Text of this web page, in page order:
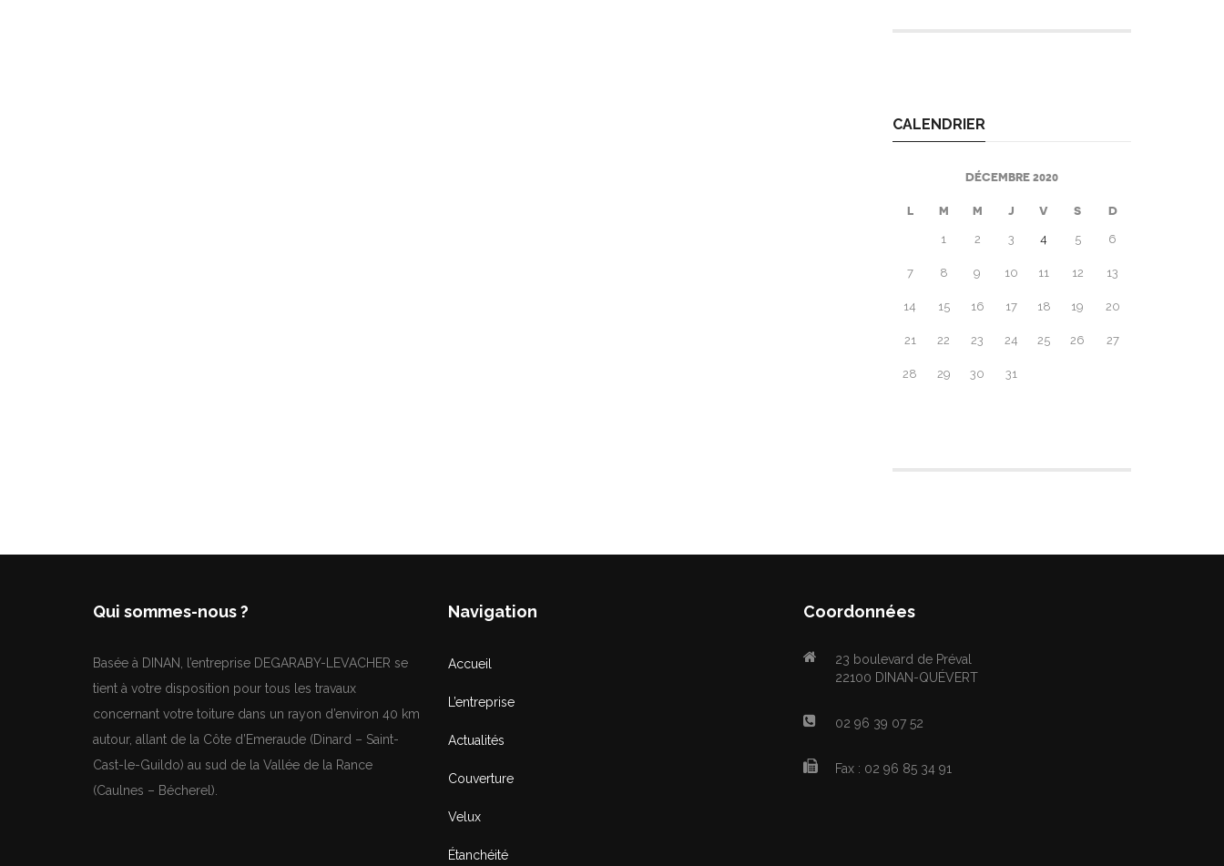
CALENDRIER
DÉCEMBRE 2020
L M M J V S D
1 2 3 4 5 6
7 8 9 10 11 12 13
14 15 16 17 18 19 20
21 22 23 24 25 26 27
28 29 30 31
Qui sommes-nous ?
Basée à DINAN, l’entreprise DEGARABY-LEVACHER se
tient à votre disposition pour tous les travaux
concernant votre toiture dans un rayon d’environ 40 km
autour, allant de la Côte d’Emeraude (Dinard – Saint-
Cast-le-Guildo) au sud de la Vallée de la Rance
(Caulnes – Bécherel).
Navigation
Accueil
L’entreprise
Actualités
Couverture
Velux
Étanchéité
Coordonnées
23 boulevard de Préval
22100 DINAN-QUÉVERT
02 96 39 07 52
Fax : 02 96 85 34 91